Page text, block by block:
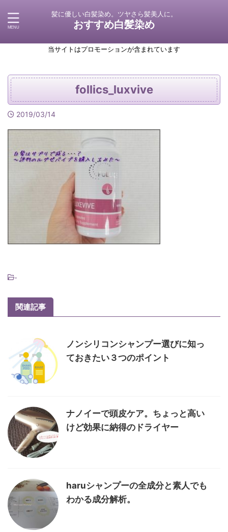
髪に優しい白髪染め。ツヤさら髪美人に。
おすすめ白髪染め
当サイトはプロモーションが含まれています
follics_luxvive
2019/03/14
-
関連記事
ノンシリコンシャンプー選びに知っ
ておきたい３つのポイント
ナノイーで頭皮ケア。ちょっと高い
けど効果に納得のドライヤー
haruシャンプーの全成分と素人でも
わかる成分解析。